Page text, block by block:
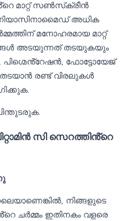
മാറ്റ് സൺസ്‌ക്രീൻ
നിയാസിനാമൈഡ് അധിക
മനോഹരമായ മാറ്റ്
അടയുന്നത് തടയുകയും
ഫോട്ടോയേജ്
രണ്ട് വിരലുകൾ
സി സെറത്തിൻ്റെ
നിങ്ങളുടെ
ചർമ്മം ഇതിനകം വളരെ